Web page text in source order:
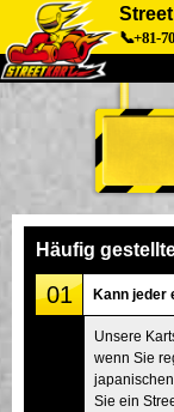
📞+81-
Über uns
Unternehmen
Tokio
Tokio
Tokio Shibuya
Häufig
01 Kann jeder
Unsere
wenn Sie
Sie ein